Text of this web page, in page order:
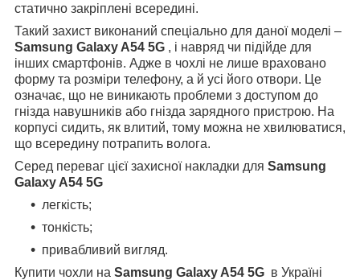
статично закріплені всередині.
Такий захист виконаний спеціально для даної моделі –
Samsung Galaxy A54 5G , і навряд чи підійде для
інших смартфонів. Адже в чохлі не лише враховано
форму та розміри телефону, а й усі його отвори. Це
означає, що не виникають проблеми з доступом до
гнізда навушників або гнізда зарядного пристрою. На
корпусі сидить, як влитий, тому можна не хвилюватися,
що всередину потрапить волога.
Серед переваг цієї захисної накладки для Samsung
Galaxy A54 5G
легкість;
тонкість;
привабливий вигляд.
Купити чохли на Samsung Galaxy A54 5G в Україні